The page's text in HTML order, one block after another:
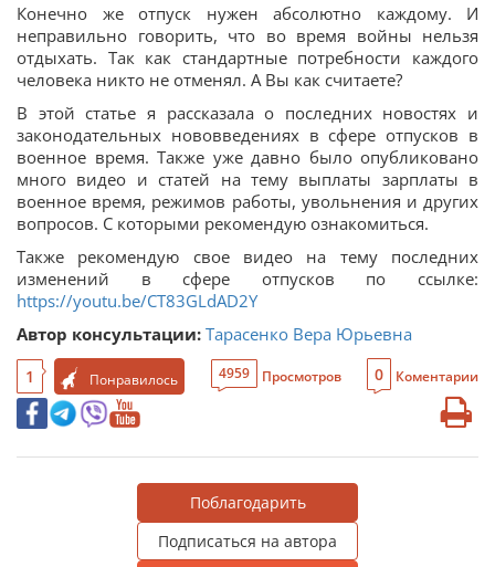
Конечно же отпуск нужен абсолютно каждому. И
неправильно говорить, что во время войны нельзя
отдыхать. Так как стандартные потребности каждого
человека никто не отменял. А Вы как считаете?
В этой статье я рассказала о последних новостях и
законодательных нововведениях в сфере отпусков в
военное время. Также уже давно было опубликовано
много видео и статей на тему выплаты зарплаты в
военное время, режимов работы, увольнения и других
вопросов. С которыми рекомендую ознакомиться.
Также рекомендую свое видео на тему последних
изменений в сфере отпусков по ссылке:
https://youtu.be/CT83GLdAD2Y
Автор консультации: Тарасенко Вера Юрьевна
1 Понравилось 4959 Просмотров 0 Коментарии
Поблагодарить
Подписаться на автора